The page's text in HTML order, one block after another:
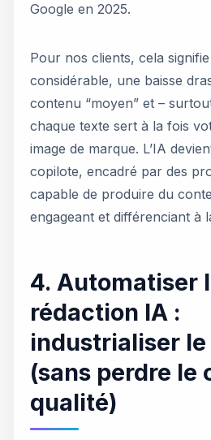
Google en 2025.
Pour nos clients, cela
considérable, une baisse
contenu “moyen” et –
chaque texte sert à la fois
image de marque. L’IA
copilote, encadré par des
capable de produire du
engageant et différenciant à
4. Automatiser
rédaction IA :
industrialiser
(sans perdre le
qualité)